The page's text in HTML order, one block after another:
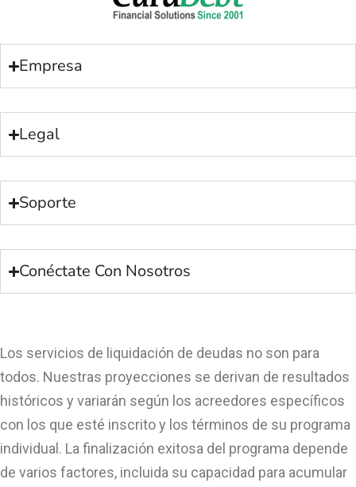
Empresa
Legal
Soporte
Conéctate Con Nosotros
Los servicios de liquidación de deudas no son para
todos. Nuestras proyecciones se derivan de resultados
históricos y variarán según los acreedores específicos
con los que esté inscrito y los términos de su programa
individual. La finalización exitosa del programa depende
de varios factores, incluida su capacidad para acumular